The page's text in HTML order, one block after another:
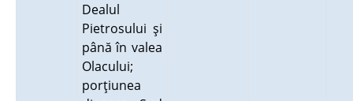
Dealul
Pietrosului şi
până în valea
Olacului;
porţiunea